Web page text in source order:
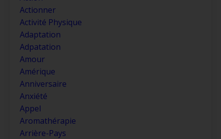
Actionner
Activité Physique
Adaptation
Adpatation
Amour
Amérique
Anniversaire
Anxiété
Appel
Aromathérapie
Arrière-Pays